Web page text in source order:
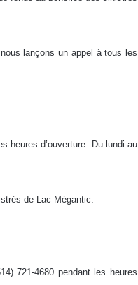
lançons un appel à tous les
heures d’ouverture. Du lundi au
de Lac Mégantic.
721-4680 pendant les heures